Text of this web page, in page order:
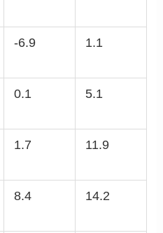
-6.9 1.1
0.1 5.1
1.7 11.9
8.4 14.2